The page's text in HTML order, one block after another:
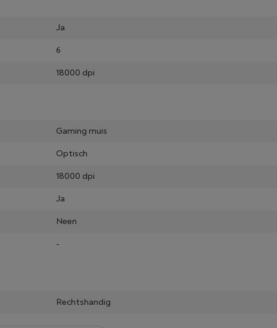
Ja
6
18000 dpi
Gaming muis
Optisch
18000 dpi
Ja
Neen
-
Rechtshandig